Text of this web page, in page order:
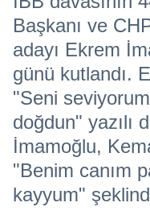
Başkanı ve
adayı Ekrem
günü kutlandı.
"Seni
doğdun" yazılı
İmamoğlu,
"Benim canım
kayyum"